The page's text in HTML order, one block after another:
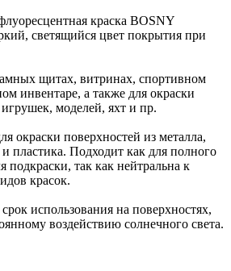
краска BOSNY
светящийся цвет покрытия при
щитах, витринах, спортивном
инвентаре, а также для окраски
моделей, яхт и пр.
окраски поверхностей из металла,
и пластика. Подходит как для полного
подкраски, так как нейтральна к
красок.
использования на поверхностях,
воздействию солнечного света.